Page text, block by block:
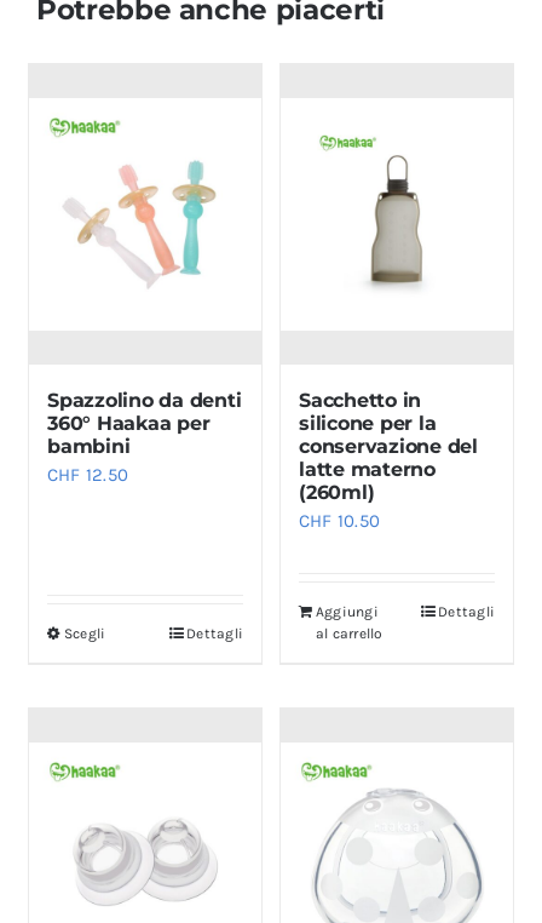
Potrebbe anche piacerti
Spazzolino da denti
360° Haakaa per
bambini
CHF 12.50
Scegli
varianti.
opzioni
possono
essere
Dettagli
Sacchetto in
silicone per la
conservazione del
latte materno
(260ml)
CHF 10.50
Aggiungi
al carrello
Dettagli